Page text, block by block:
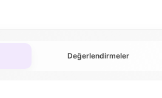
Değerlendirmeler